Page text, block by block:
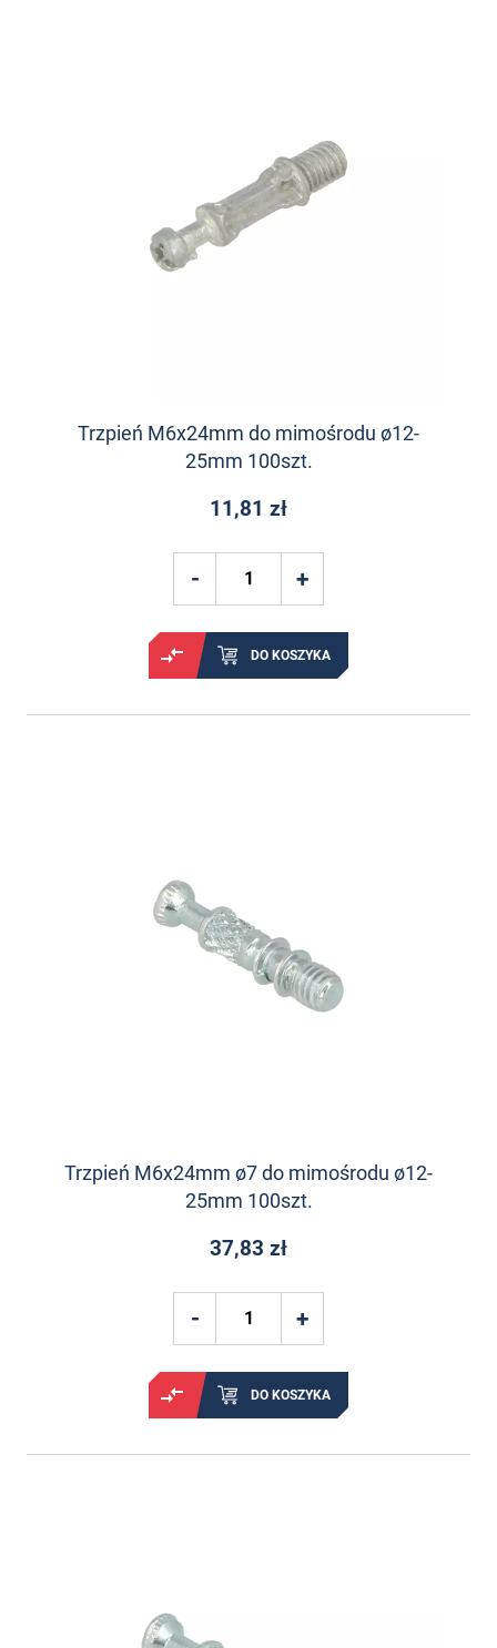
Trzpień M6x24mm do mimośrodu ø12-
25mm 100szt.
11,81 zł
DO KOSZYKA
Trzpień M6x24mm ø7 do mimośrodu ø12-
25mm 100szt.
37,83 zł
DO KOSZYKA